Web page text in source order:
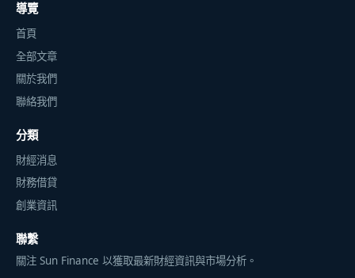
導覽
首頁
全部文章
關於我們
聯絡我們
分類
財經消息
財務借貸
創業資訊
聯繫
關注 Sun Finance 以獲取最新財經資訊與市場分析。